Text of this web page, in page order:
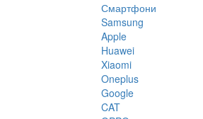
Смартфони
Samsung
Apple
Huawei
Xiaomi
Oneplus
Google
CAT